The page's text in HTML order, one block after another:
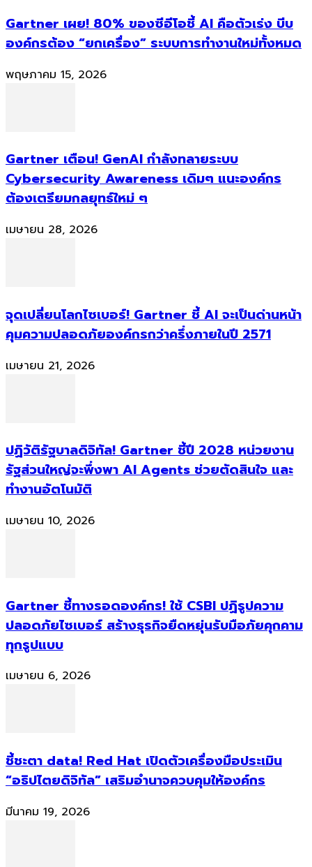
Gartner เผย! 80% ของซีอีโอชี้ AI คือตัวเร่ง บีบ
องค์กรต้อง “ยกเครื่อง” ระบบการทำงานใหม่ทั้งหมด
พฤษภาคม 15, 2026
Gartner เตือน! GenAI กำลังทลายระบบ
Cybersecurity Awareness เดิมๆ แนะองค์กร
ต้องเตรียมกลยุทธ์ใหม่ ๆ
เมษายน 28, 2026
จุดเปลี่ยนโลกไซเบอร์! Gartner ชี้ AI จะเป็นด่านหน้า
คุมความปลอดภัยองค์กรกว่าครึ่งภายในปี 2571
เมษายน 21, 2026
ปฏิวัติรัฐบาลดิจิทัล! Gartner ชี้ปี 2028 หน่วยงาน
รัฐส่วนใหญ่จะพึ่งพา AI Agents ช่วยตัดสินใจ และ
ทำงานอัตโนมัติ
เมษายน 10, 2026
Gartner ชี้ทางรอดองค์กร! ใช้ CSBI ปฏิรูปความ
ปลอดภัยไซเบอร์ สร้างธุรกิจยืดหยุ่นรับมือภัยคุกคาม
ทุกรูปแบบ
เมษายน 6, 2026
ชี้ชะตา data! Red Hat เปิดตัวเครื่องมือประเมิน
“อธิปไตยดิจิทัล” เสริมอำนาจควบคุมให้องค์กร
มีนาคม 19, 2026